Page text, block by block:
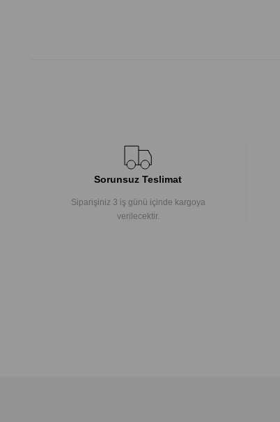
Sorunsuz Teslimat
Siparişiniz 3 iş günü içinde kargoya
verilecektir.